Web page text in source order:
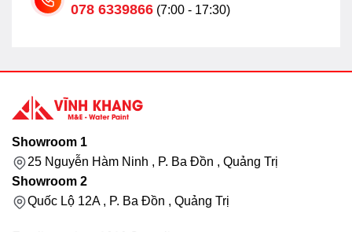
078 6339866 (7:00 - 17:30)
Showroom 1
25 Nguyễn Hàm Ninh , P. Ba Đồn , Quảng Trị
Showroom 2
Quốc Lộ 12A , P. Ba Đồn , Quảng Trị